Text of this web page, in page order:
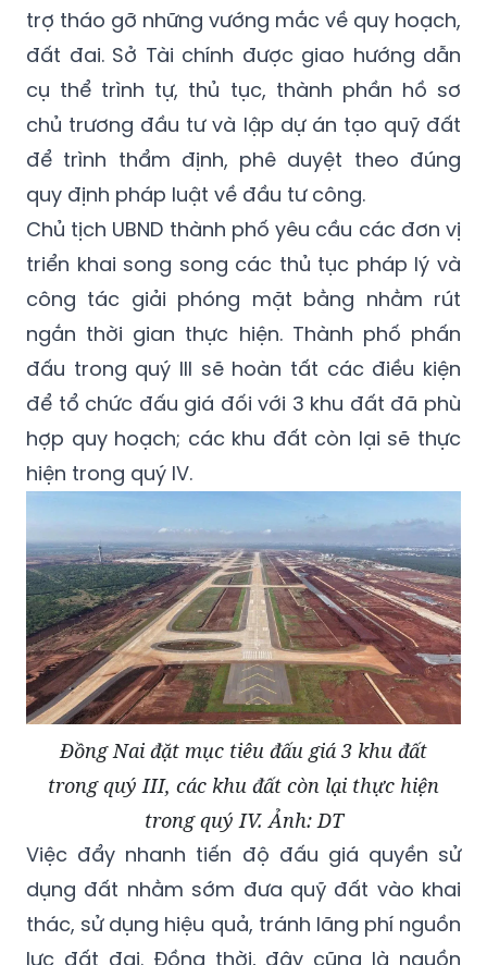
trợ tháo gỡ những vướng mắc về quy hoạch,
đất đai. Sở Tài chính được giao hướng dẫn
cụ thể trình tự, thủ tục, thành phần hồ sơ
chủ trương đầu tư và lập dự án tạo quỹ đất
để trình thẩm định, phê duyệt theo đúng
quy định pháp luật về đầu tư công.
Chủ tịch UBND thành phố yêu cầu các đơn vị
triển khai song song các thủ tục pháp lý và
công tác giải phóng mặt bằng nhằm rút
ngắn thời gian thực hiện. Thành phố phấn
đấu trong quý III sẽ hoàn tất các điều kiện
để tổ chức đấu giá đối với 3 khu đất đã phù
hợp quy hoạch; các khu đất còn lại sẽ thực
hiện trong quý IV.
Đồng Nai đặt mục tiêu đấu giá 3 khu đất
trong quý III, các khu đất còn lại thực hiện
trong quý IV. Ảnh: DT
Việc đẩy nhanh tiến độ đấu giá quyền sử
dụng đất nhằm sớm đưa quỹ đất vào khai
thác, sử dụng hiệu quả, tránh lãng phí nguồn
lực đất đai. Đồng thời, đây cũng là nguồn